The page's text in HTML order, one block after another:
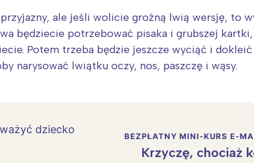
ale jeśli wolicie groźną lwią wersję, to
będziecie potrzebować pisaka i grubszej
Potem trzeba będzie jeszcze wyciąć i
narysować lwiątku oczy, nos, paszczę i wąsy.
BEZPŁATNY MINI-KURS E-
Krzyczę, chociaż